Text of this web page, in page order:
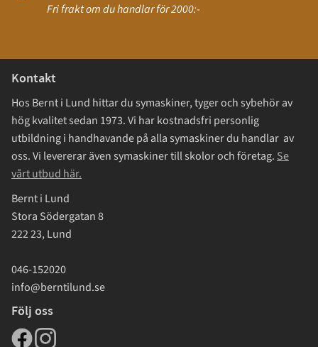
Fri frakt om du handlar för 2000:-
Kontakt
Hos Bernt i Lund hittar du symaskiner, tyger och sybehör av
hög kvalitet sedan 1973. Vi har kostnadsfri personlig
utbildning i handhavande på alla symaskiner du handlar av
oss. Vi levererar även symaskiner till skolor och företag. Se
vårt utbud här.
Bernt i Lund
Stora Södergatan 8
222 23, Lund
046-152020
info@berntilund.se
Följ oss